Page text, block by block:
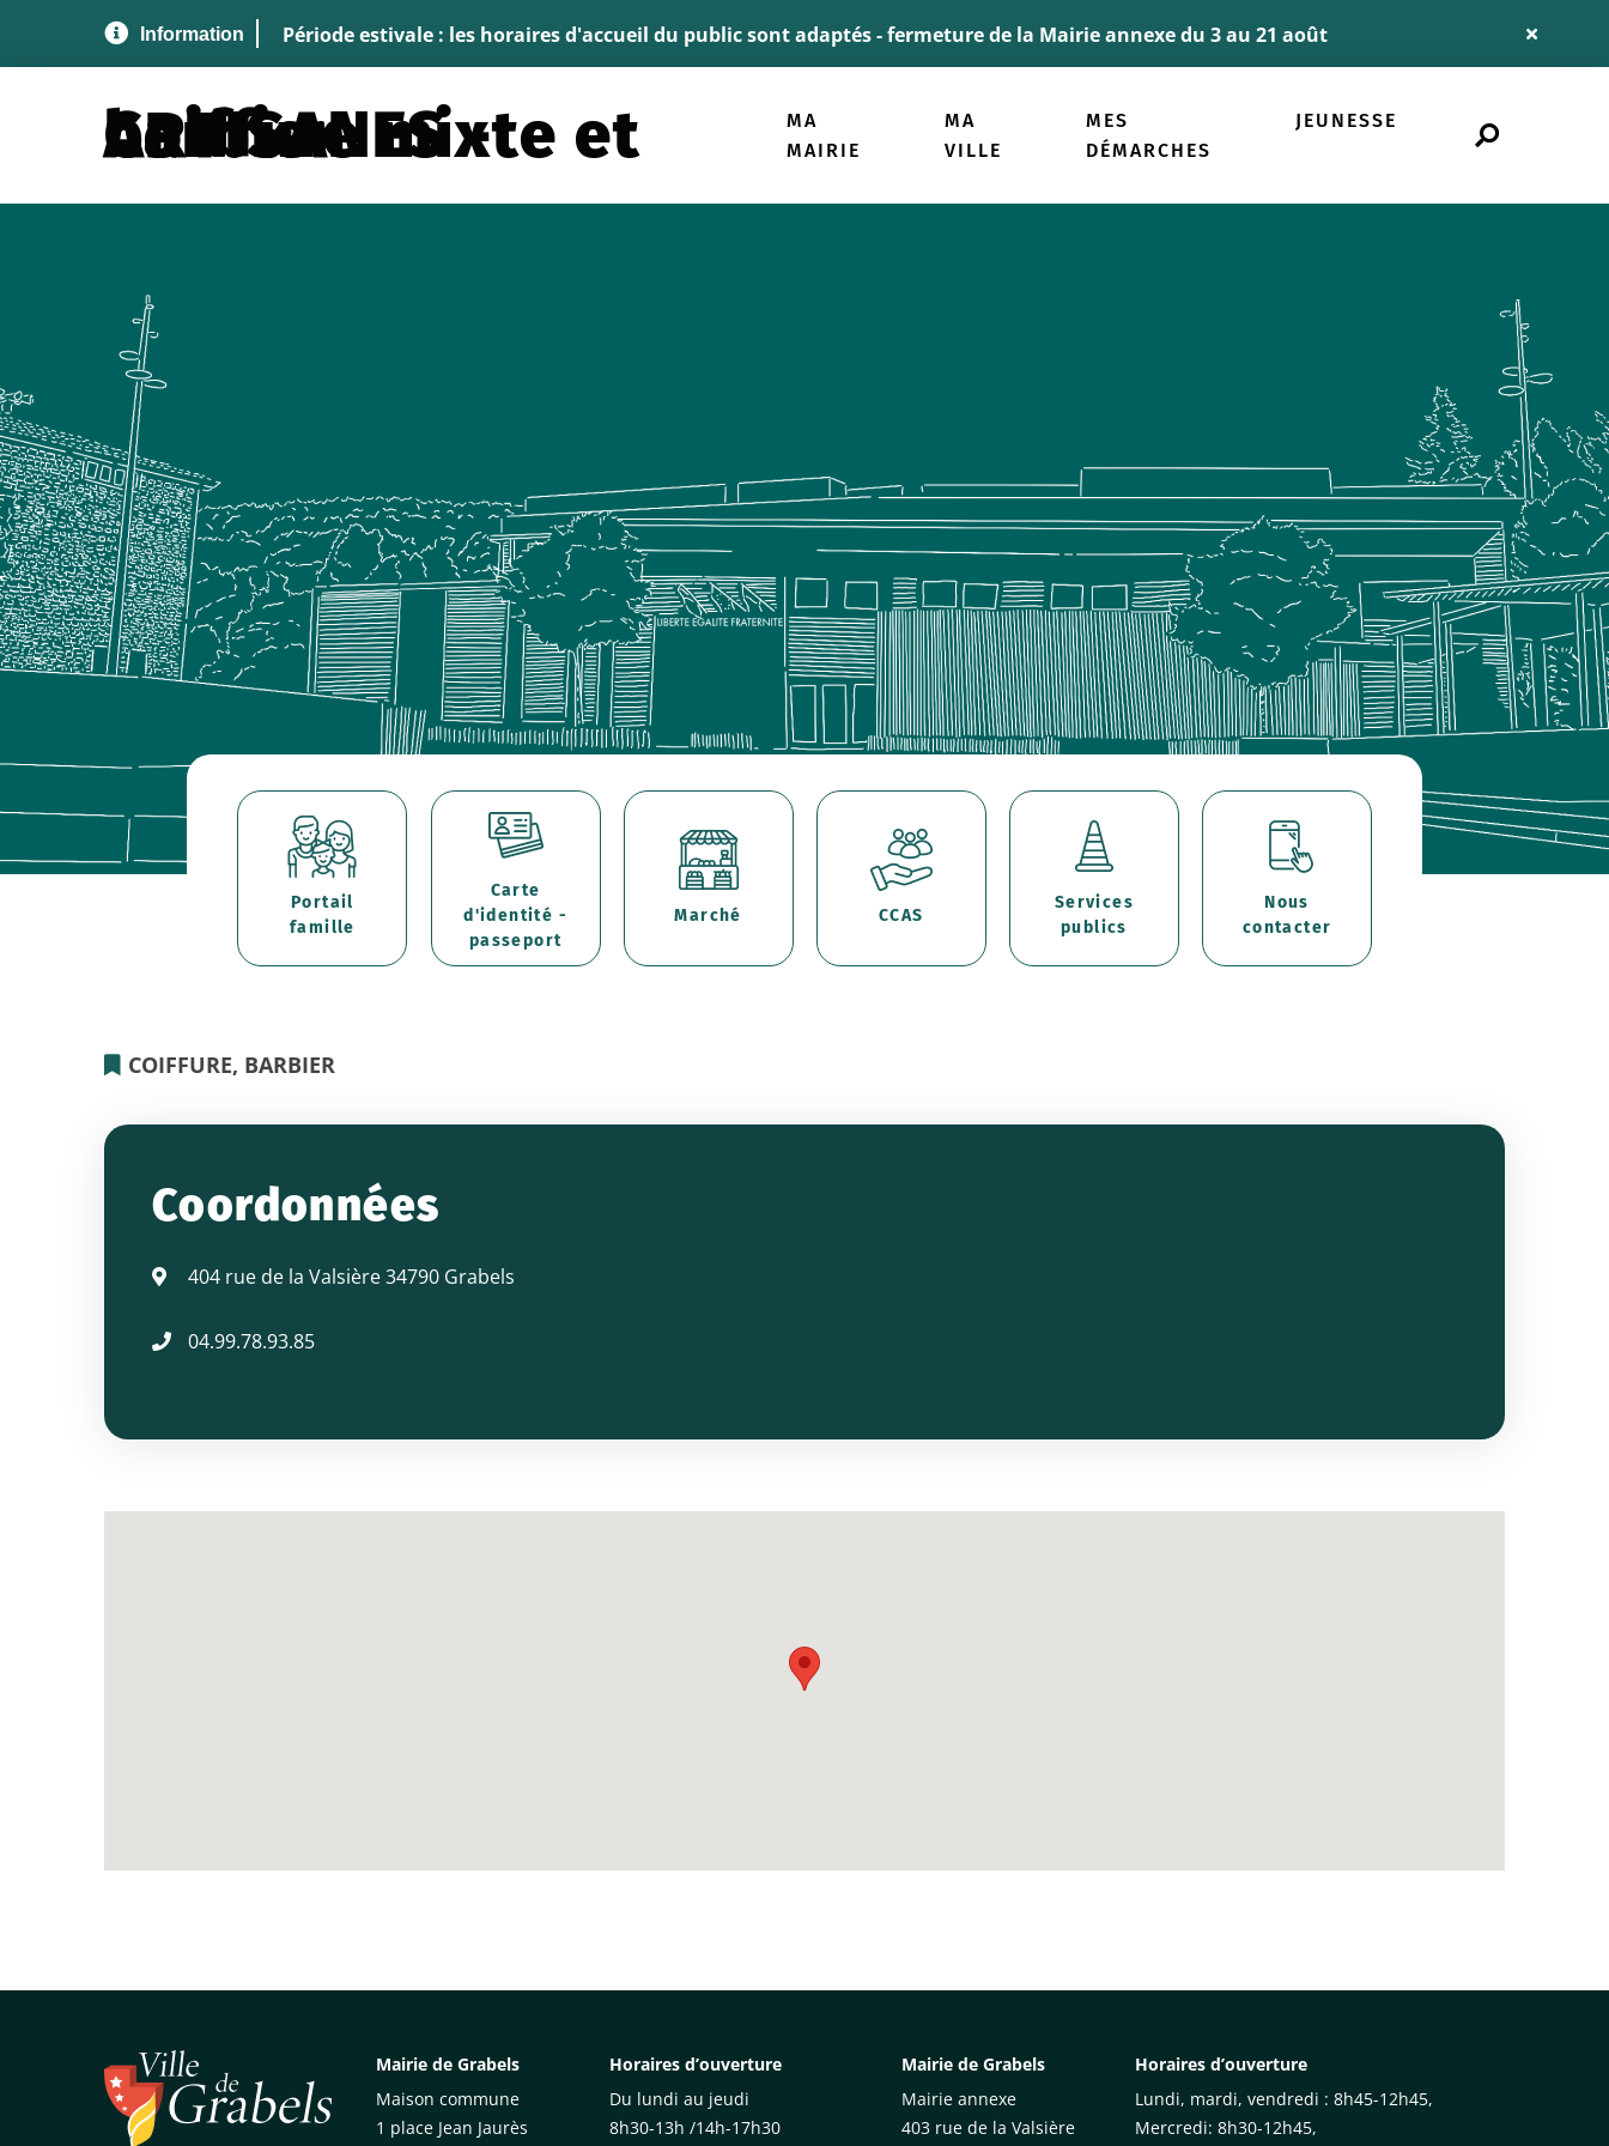
Période estivale : les horaires d'accueil du public sont adaptés - fermeture de la Mairie annexe du 3 au 21 août
Fermer
Info
ARTISANES - Coiffure mixte et barbier
MA
MAIRIE
MA
VILLE
MES
DÉMARCHES
JEUNESSE
Portail
famille
Carte
d'identité -
passeport
Marché CCAS
Services
publics
Nous
contacter
COIFFURE, BARBIER
ARTISANES
Coiffure
et
Coordonnées
404 rue de la Valsière 34790 Grabels
04.99.78.93.85
Mairie de Grabels
Maison commune
1 place Jean Jaurès
Horaires d’ouverture
Du lundi au jeudi
8h30-13h /14h-17h30
Mairie de Grabels
Mairie annexe
403 rue de la Valsière
Horaires d’ouverture
Lundi, mardi, vendredi : 8h45-12h45,
Mercredi: 8h30-12h45,